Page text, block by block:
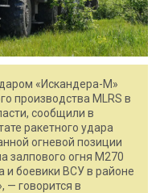
«Искандера-М»
производства MLRS в
сообщили в
ракетного удара
огневой позиции
залпового огня М270
и боевики ВСУ в районе
— говорится в